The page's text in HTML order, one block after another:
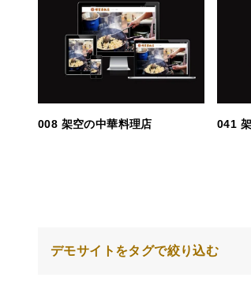
008 架空の中華料理店 041
デモサイトをタグで絞り込む